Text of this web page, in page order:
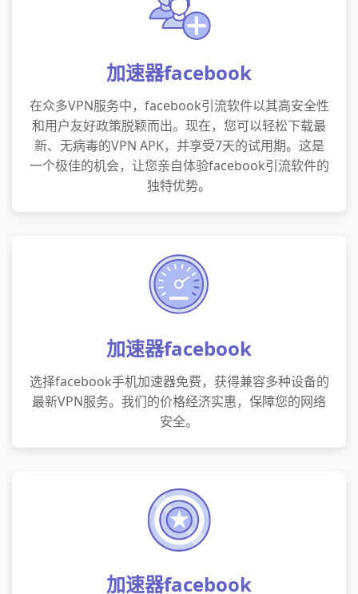
加速器facebook
在众多VPN服务中，facebook引流软件以其高安全性
和用户友好政策脱颖而出。现在，您可以轻松下载最
新、无病毒的VPN APK，并享受7天的试用期。这是
一个极佳的机会，让您亲自体验facebook引流软件的
独特优势。
加速器facebook
选择facebook手机加速器免费，获得兼容多种设备的
最新VPN服务。我们的价格经济实惠，保障您的网络
安全。
加速器facebook